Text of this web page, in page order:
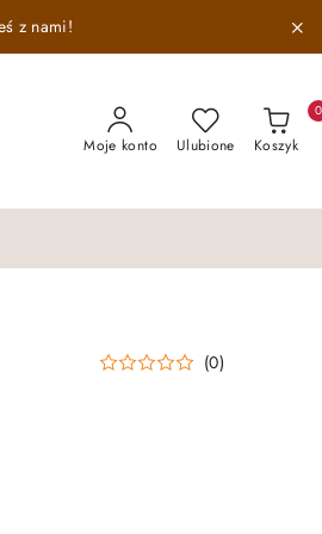
z nami!
Moje konto Ulubione Koszyk
0
(0)